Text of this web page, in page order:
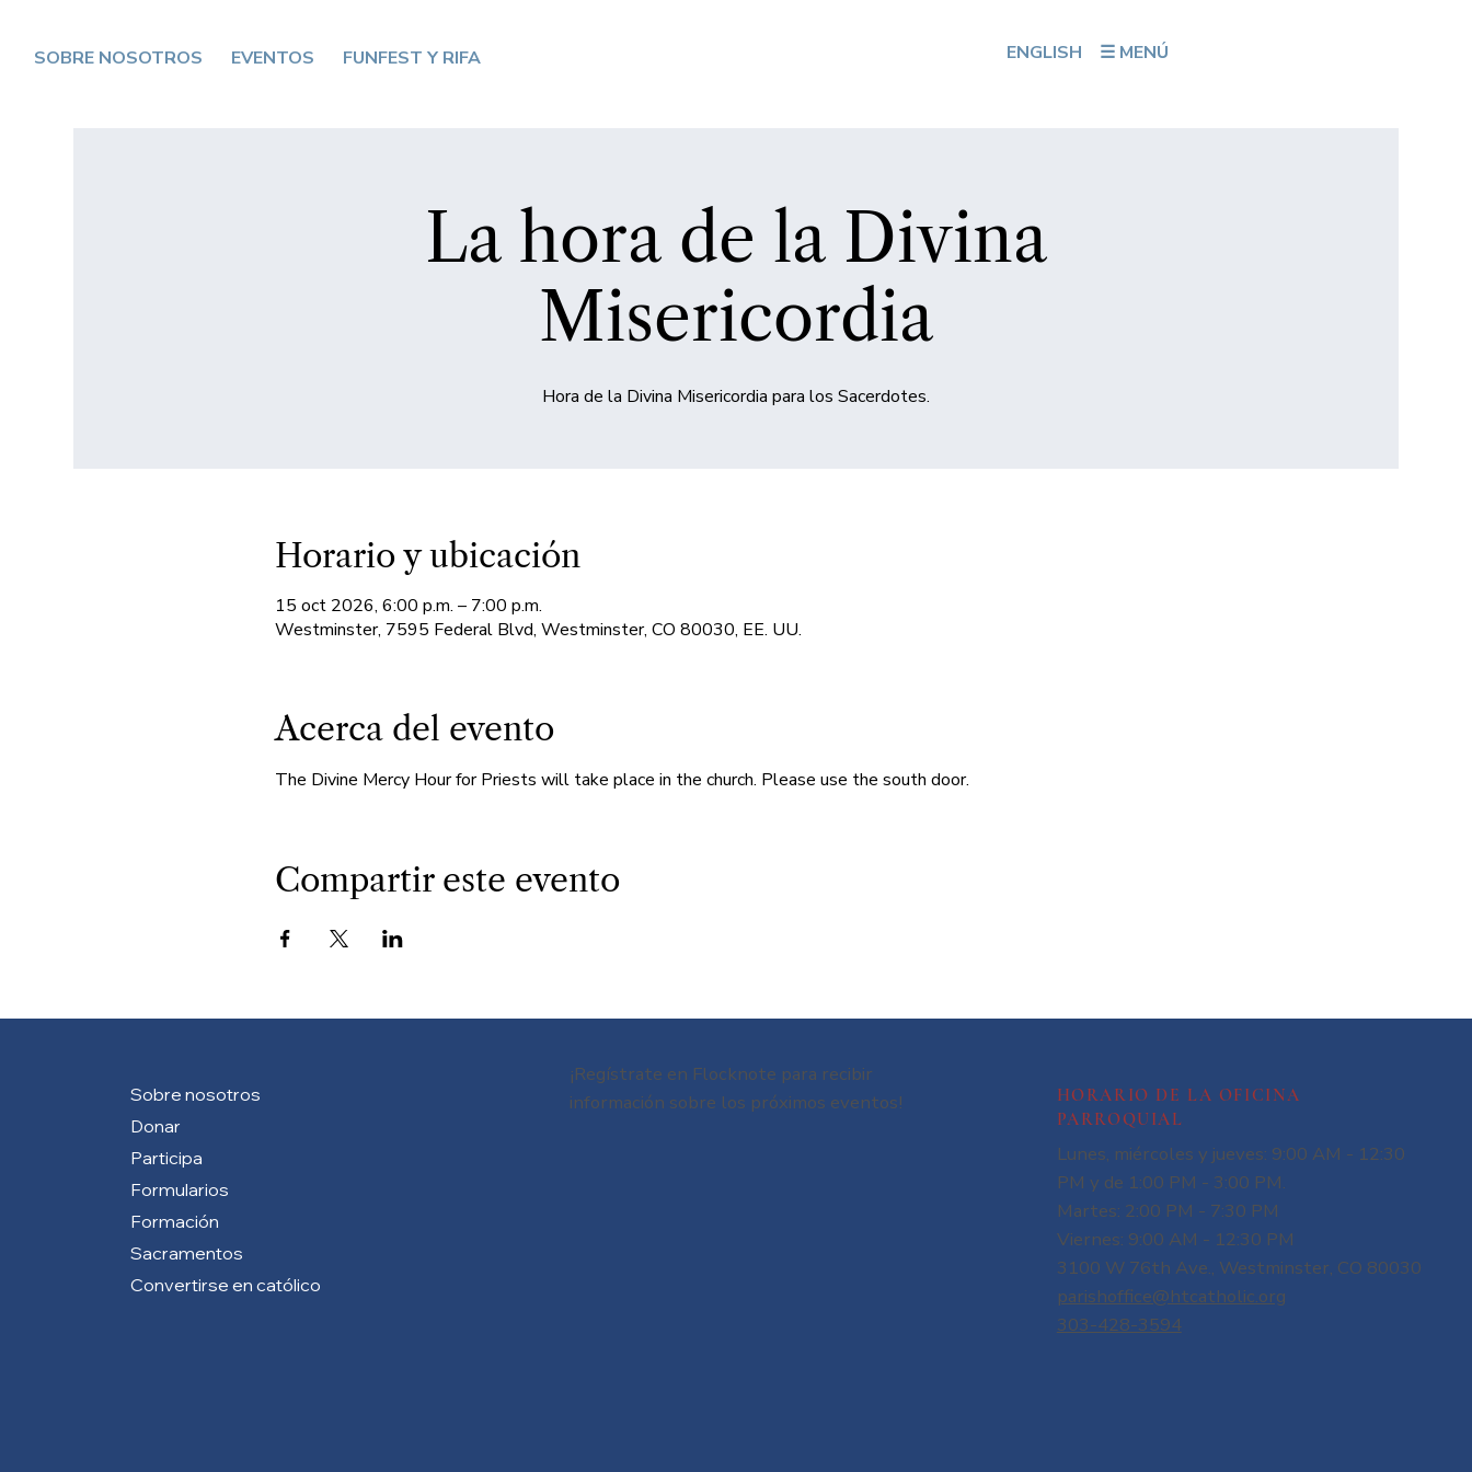
ENGLISH ☰ MENÚ
SOBRE NOSOTROS EVENTOS FUNFEST Y RIFA
La hora de la Divina
Misericordia
Hora de la Divina Misericordia para los Sacerdotes.
Horario y ubicación
15 oct 2026, 6:00 p.m. – 7:00 p.m.
Westminster, 7595 Federal Blvd, Westminster, CO 80030, EE. UU.
Acerca del evento
The Divine Mercy Hour for Priests will take place in the church. Please use the south door.
Compartir este evento
Sobre nosotros
Donar
Participa
Formularios
Formación
Sacramentos
Convertirse en católico
¡Regístrate en Flocknote para recibir
información sobre los próximos eventos!
HORARIO DE LA OFICINA
PARROQUIAL
Lunes, miércoles y jueves: 9:00 AM - 12:30
PM y de 1:00 PM - 3:00 PM.
Martes: 2:00 PM - 7:30 PM
Viernes: 9:00 AM - 12:30 PM
3100 W 76th Ave., Westminster, CO 80030
parishoffice@htcatholic.org
303-428-3594